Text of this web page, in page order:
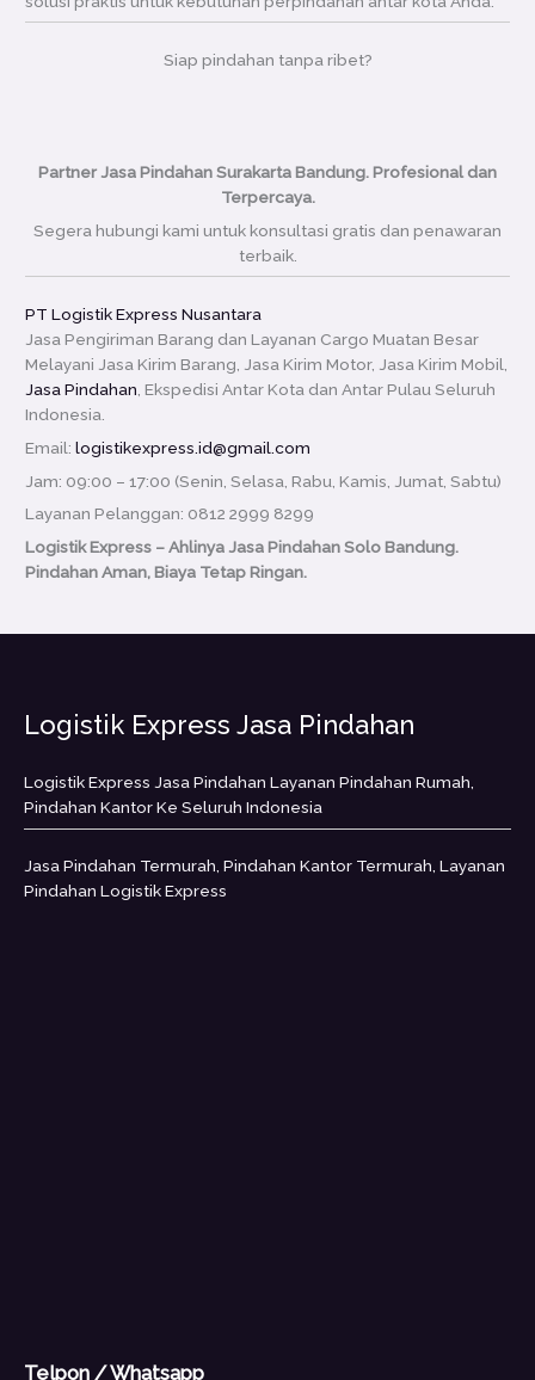
Siap pindahan tanpa ribet?
Partner Jasa Pindahan Surakarta Bandung. Profesional dan
Terpercaya.
Segera hubungi kami untuk konsultasi gratis dan penawaran
terbaik.
PT Logistik Express Nusantara
Jasa Pengiriman Barang dan Layanan Cargo Muatan Besar
Melayani Jasa Kirim Barang, Jasa Kirim Motor, Jasa Kirim Mobil,
Jasa Pindahan , Ekspedisi Antar Kota dan Antar Pulau Seluruh
Indonesia.
Email:logistikexpress.id@gmail.com
Jam: 09:00 – 17:00 (Senin, Selasa, Rabu, Kamis, Jumat, Sabtu)
Layanan Pelanggan: 0812 2999 8299
Logistik Express – Ahlinya Jasa Pindahan Solo Bandung.
Pindahan Aman, Biaya Tetap Ringan.
Logistik Express Jasa Pindahan
Logistik Express Jasa Pindahan Layanan Pindahan Rumah,
Pindahan Kantor Ke Seluruh Indonesia
Jasa Pindahan Termurah, Pindahan Kantor Termurah, Layanan
Pindahan Logistik Express
Telpon / Whatsapp